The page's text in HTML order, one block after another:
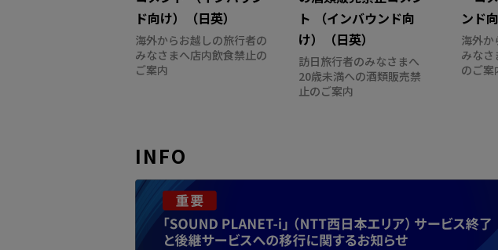
ド向け）（日英）
海外からお越しの旅行者の
みなさまへ店内飲食禁止の
ご案内
ト （インバウンド向
け）（日英）
訪日旅行者のみなさまへ
20歳未満への酒類販売禁
止のご案内
ンド
海外か
みなさ
のご案
INFO